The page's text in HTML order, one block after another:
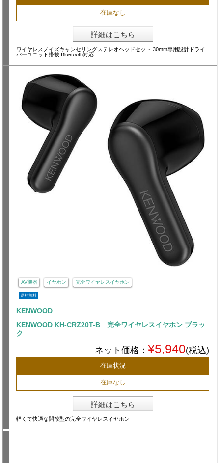
在庫なし
詳細はこちら
ワイヤレスノイズキャンセリングステレオヘッドセット 30mm専用設計ドライ
バーユニット搭載 Bluetooth対応
AV機器 イヤホン 完全ワイヤレスイヤホン
送料無料
KENWOOD
KENWOOD KH-CRZ20T-B 完全ワイヤレスイヤホン ブラッ
ク
ネット価格： ¥5,940(税込)
在庫状況
在庫なし
詳細はこちら
軽くて快適な開放型の完全ワイヤレスイヤホン